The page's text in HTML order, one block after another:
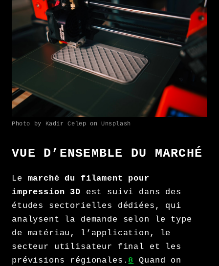
Photo by Kadir Celep on Unsplash
VUE D’ENSEMBLE DU MARCHÉ
Le marché du filament pour
impression 3D est suivi dans des
études sectorielles dédiées, qui
analysent la demande selon le type
de matériau, l’application, le
secteur utilisateur final et les
prévisions régionales. 8
Quand on